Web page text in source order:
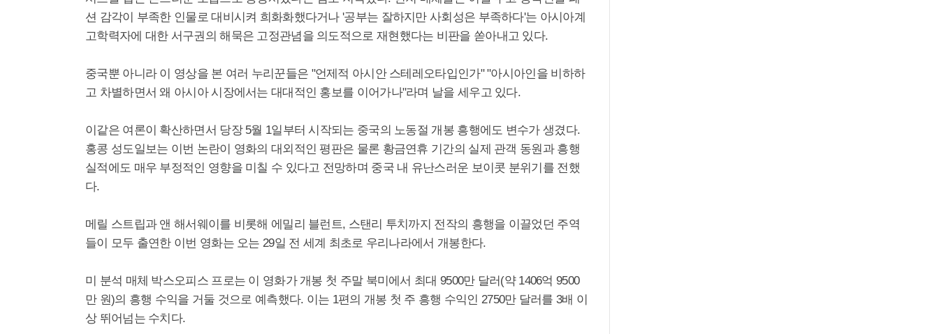
션 감각이 부족한 인물로 대비시켜 희화화했다거나 '공부는 잘하지만 사회성은 부족하다'는 아시아계
고학력자에 대한 서구권의 해묵은 고정관념을 의도적으로 재현했다는 비판을 쏟아내고 있다.
중국뿐 아니라 이 영상을 본 여러 누리꾼들은 "언제적 아시안 스테레오타입인가" "아시아인을 비하하
고 차별하면서 왜 아시아 시장에서는 대대적인 홍보를 이어가나"라며 날을 세우고 있다.
이같은 여론이 확산하면서 당장 5월 1일부터 시작되는 중국의 노동절 개봉 흥행에도 변수가 생겼다.
홍콩 성도일보는 이번 논란이 영화의 대외적인 평판은 물론 황금연휴 기간의 실제 관객 동원과 흥행
실적에도 매우 부정적인 영향을 미칠 수 있다고 전망하며 중국 내 유난스러운 보이콧 분위기를 전했
다.
메릴 스트립과 앤 해서웨이를 비롯해 에밀리 블런트, 스탠리 투치까지 전작의 흥행을 이끌었던 주역
들이 모두 출연한 이번 영화는 오는 29일 전 세계 최초로 우리나라에서 개봉한다.
미 분석 매체 박스오피스 프로는 이 영화가 개봉 첫 주말 북미에서 최대 9500만 달러(약 1406억 9500
만 원)의 흥행 수익을 거둘 것으로 예측했다. 이는 1편의 개봉 첫 주 흥행 수익인 2750만 달러를 3배 이
상 뛰어넘는 수치다.